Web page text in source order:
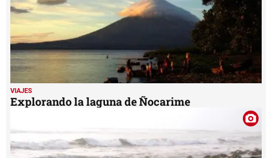
VIAJES
Explorando la laguna de Ñocarime